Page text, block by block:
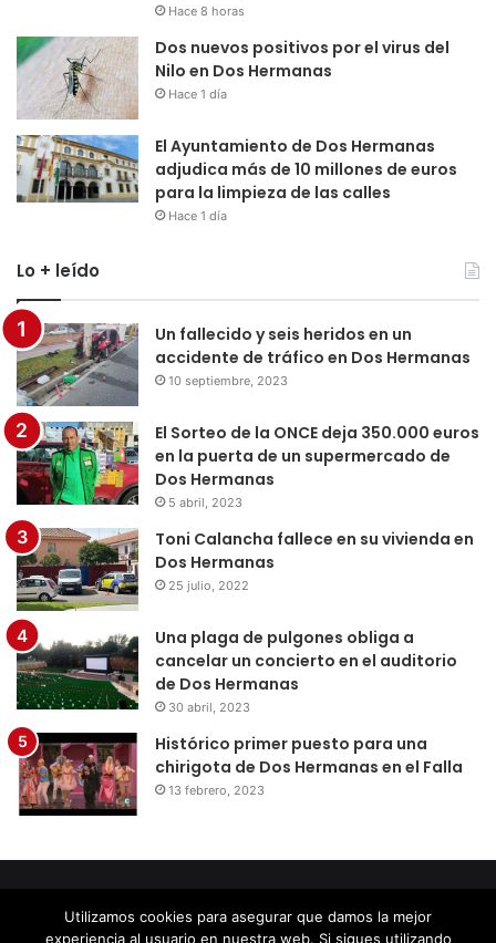
Hace 8 horas
Dos nuevos positivos por el virus del
Nilo en Dos Hermanas
Hace 1 día
El Ayuntamiento de Dos Hermanas
adjudica más de 10 millones de euros
para la limpieza de las calles
Hace 1 día
Lo + leído
Un fallecido y seis heridos en un
accidente de tráfico en Dos Hermanas
10 septiembre, 2023
El Sorteo de la ONCE deja 350.000 euros
en la puerta de un supermercado de
Dos Hermanas
5 abril, 2023
Toni Calancha fallece en su vivienda en
Dos Hermanas
25 julio, 2022
Una plaga de pulgones obliga a
cancelar un concierto en el auditorio
de Dos Hermanas
30 abril, 2023
Histórico primer puesto para una
chirigota de Dos Hermanas en el Falla
13 febrero, 2023
por Doctores Web
Utilizamos cookies para asegurar que damos la mejor
experiencia al usuario en nuestra web. Si sigues utilizando